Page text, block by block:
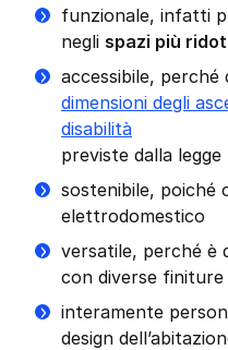
funzionale, infatti
negli spazi più
accessibile,
dimensioni degli
disabilità
previste dalla legge
sostenibile, poiché
elettrodomestico
versatile, perché è
con diverse finiture
interamente
design